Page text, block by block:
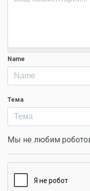
Name
Тема
Мы не любим